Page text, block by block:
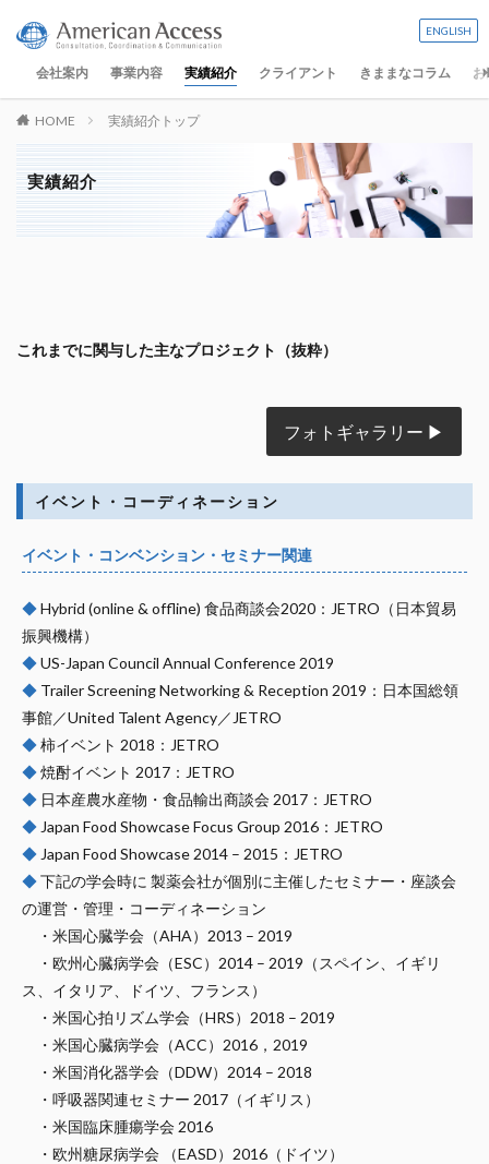
ENGLISH
会社案内 事業内容 実績紹介 クライアント きままなコラム
HOME 実績紹介トップ
実績紹介
これまでに関与した主なプロジェクト（抜粋）
フォトギャラリー ▶︎
イベント・コーディネーション
イベント・コンベンション・セミナー関連
◆Hybrid (online & offline) 食品商談会2020：JETRO（日本貿易
振興機構）
◆US-Japan Council Annual Conference 2019
◆ Trailer Screening Networking & Reception 2019：日本国総領
事館／United Talent Agency／JETRO
◆柿イベント 2018：JETRO
◆焼酎イベント 2017：JETRO
◆ 日本産農水産物・食品輸出商談会 2017：JETRO
◆ Japan Food Showcase Focus Group 2016：JETRO
◆ Japan Food Showcase 2014 – 2015：JETRO
◆下記の学会時に 製薬会社が個別に主催したセミナー・座談会
の運営・管理・コーディネーション
・米国心臓学会（AHA）2013 – 2019
・欧州心臓病学会（ESC）2014 – 2019（スペイン、イギリ
ス、イタリア、ドイツ、フランス）
・米国心拍リズム学会（HRS）2018 – 2019
・米国心臓病学会（ACC）2016，2019
・米国消化器学会（DDW）2014 – 2018
・呼吸器関連セミナー 2017（イギリス）
・米国臨床腫瘍学会 2016
・欧州糖尿病学会 （EASD）2016（ドイツ）